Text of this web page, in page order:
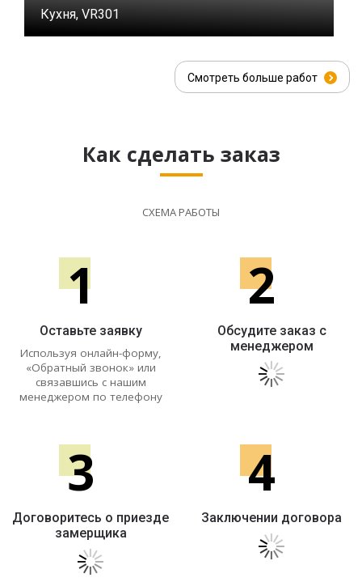
Кухня, VR301
Смотреть больше работ
Как сделать заказ
СХЕМА РАБОТЫ
1
Оставьте заявку
Используя онлайн-форму,
«Обратный звонок» или
связавшись с нашим
менеджером по телефону
2
Обсудите заказ с
менеджером
3
Договоритесь о приезде
замерщика
4
Заключении договора